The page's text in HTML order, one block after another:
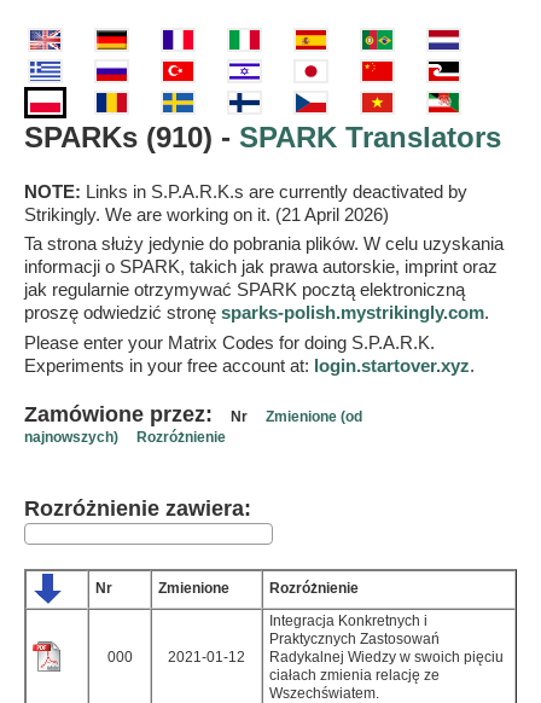
SPARKs (910) - SPARK Translators
NOTE: Links in S.P.A.R.K.s are currently deactivated by
Strikingly. We are working on it. (21 April 2026)
Ta strona służy jedynie do pobrania plików. W celu uzyskania
informacji o SPARK, takich jak prawa autorskie, imprint oraz
jak regularnie otrzymywać SPARK pocztą elektroniczną
proszę odwiedzić stronę sparks-polish.mystrikingly.com.
Please enter your Matrix Codes for doing S.P.A.R.K.
Experiments in your free account at: login.startover.xyz.
Zamówione przez: Nr Zmienione (od
najnowszych)
Rozróżnienie
Rozróżnienie zawiera:
Nr Zmienione Rozróżnienie
000 2021-01-12
Integracja Konkretnych i
Praktycznych Zastosowań
Radykalnej Wiedzy w swoich pięciu
ciałach zmienia relację ze
Wszechświatem.